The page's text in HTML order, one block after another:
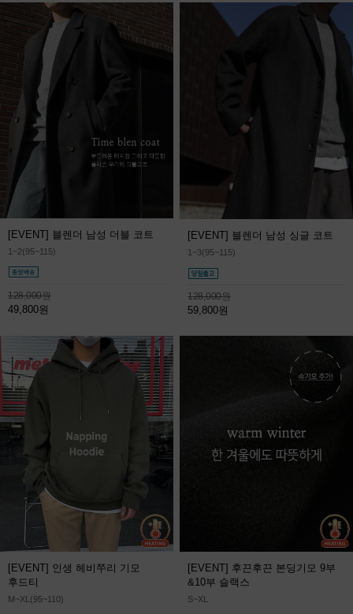
[EVENT] 블렌더 남성 더블 코트
1~2(95~115)
128,000원
49,800원
[EVENT] 블렌더 남성 싱글 코트
1~3(95~115)
128,000원
59,800원
[EVENT] 인생 헤비쭈리 기모
후드티
M~XL(95~110)
[EVENT] 후끈후끈 본딩기모 9부
&10부 슬랙스
S~XL